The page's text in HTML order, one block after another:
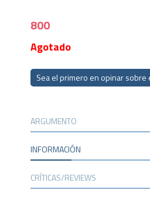
800
Agotado
Sea el primero en opinar sobre
ARGUMENTO
INFORMACIÓN
CRÍTICAS/REVIEWS